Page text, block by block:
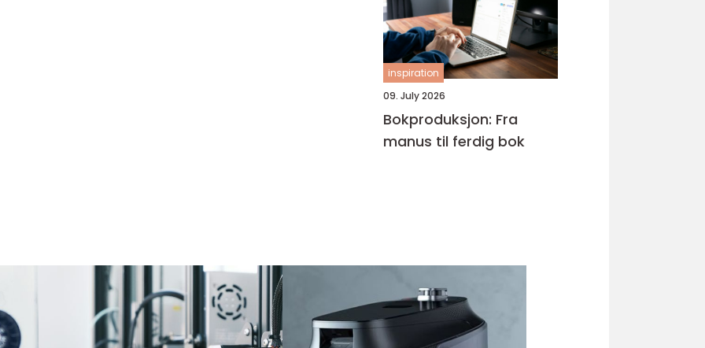
inspiration
09. July 2026
Bokproduksjon: Fra
manus til ferdig bok